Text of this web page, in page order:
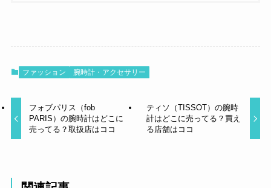
ファッション 腕時計・アクセサリー
フォブパリス（fob
PARIS）の腕時計はどこに
売ってる？取扱店はココ
ティソ（TISSOT）の腕時
計はどこに売ってる？買え
る店舗はココ